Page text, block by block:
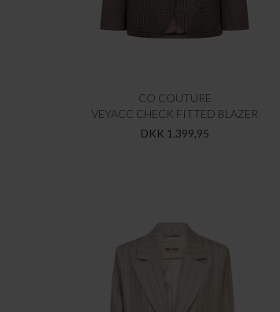
CO COUTURE
VEYACC CHECK FITTED BLAZER
DKK 1.399,95